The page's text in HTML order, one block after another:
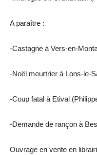
A paraître :
-Castagne à Vers-en-
-Noël meurtrier à Lons-le-
-Coup fatal à Etival
-Demande de rançon à
Ouvrage en vente en